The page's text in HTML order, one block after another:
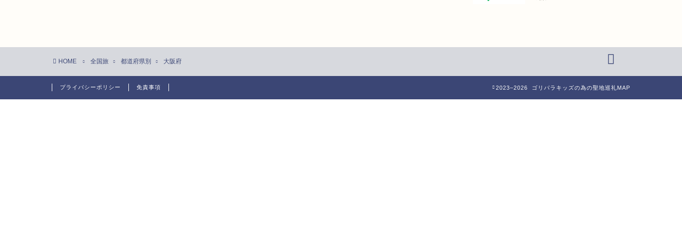
HOME 全国旅 都道府県別 大阪府
プライバシーポリシー 免責事項 2023–2026 ゴリパラキッズの為の聖地巡礼MAP